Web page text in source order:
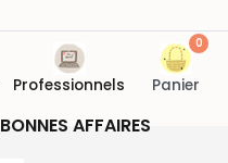
Professionnels
0
Panier
BONNES AFFAIRES